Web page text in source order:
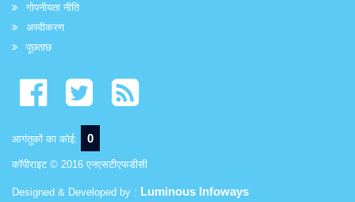
गोपनीयता नीति
अस्वीकरण
पूछताछ
आगंतुकों का कोई: 0
कॉपीराइट © 2016 एनएसटीएफडीसी
Designed & Developed by : Luminous Infoways